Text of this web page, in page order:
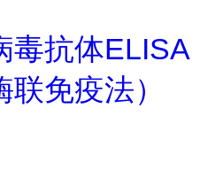
毒抗体ELISA
免疫法）